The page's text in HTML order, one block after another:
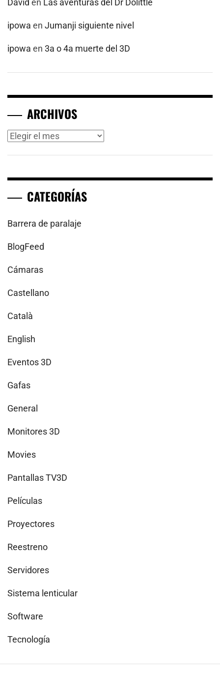
David en Las aventuras del Dr Dolittle
ipowa en Jumanji siguiente nivel
ipowa en 3a o 4a muerte del 3D
ARCHIVOS
Archivos
CATEGORÍAS
Barrera de paralaje
BlogFeed
Cámaras
Castellano
Català
English
Eventos 3D
Gafas
General
Monitores 3D
Movies
Pantallas TV3D
Películas
Proyectores
Reestreno
Servidores
Sistema lenticular
Software
Tecnología